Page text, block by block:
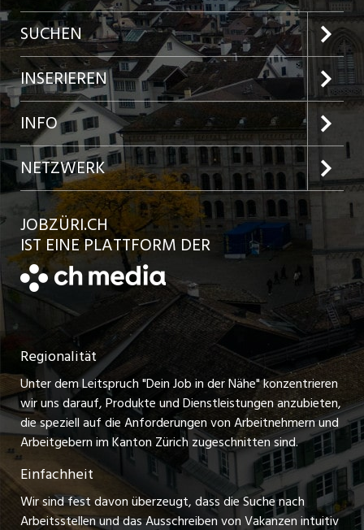
SUCHEN
Jobs im Kanton Zürich
Jobs in der Stadt Zürich
Jobs in der Stadt Winterthur
Jobs in der Stadt Bülach
Jobs in der Stadt Uster
Jobs in der Stadt Horgen
Festanstellungen
Temporäre Jobs
Freelance Jobs
Praktikum-Jobs
Lehrstellen
Ferienjobs
INSERIEREN
Preise und Leistungen
Inserat aufgeben
Kundenlogin
Schnittstelle
INFO
Team
Ratgeber
AGB
Datenschutzerklärung
Nutzungsbedingungen
Impressum
Stellenmeldepflicht
NETZWERK
jobbasel.ch
jobbern.ch
jobmittelland.ch
zentraljob.ch
myjob.ch
schaffu.ch (VS)
ajourjob.ch
limmattalerzeitung.ch
JOBZÜRI.CH
IST EINE PLATTFORM DER
Regionalität
Unter dem Leitspruch "Dein Job in der Nähe" konzentrieren
wir uns darauf, Produkte und Dienstleistungen anzubieten,
die speziell auf die Anforderungen von Arbeitnehmern und
Arbeitgebern im Kanton Zürich zugeschnitten sind.
Einfachheit
Wir sind fest davon überzeugt, dass die Suche nach
Arbeitsstellen und das Ausschreiben von Vakanzen intuitiv